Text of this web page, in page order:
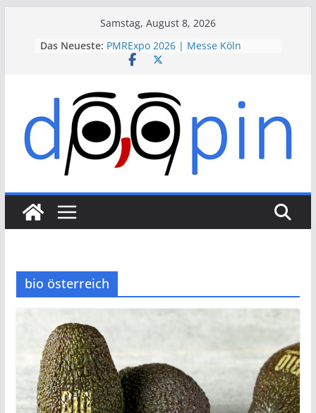
Samstag, August 8, 2026
Das Neueste: PMRExpo 2026 | Messe Köln
VdS-BrandSchutzTage 2026 |
VALVE WORLD EXPO 2026 | Messe
Düsseldorf
ESSEN MOTOR SHOW 2026 | Messe
Essen
bio österreich